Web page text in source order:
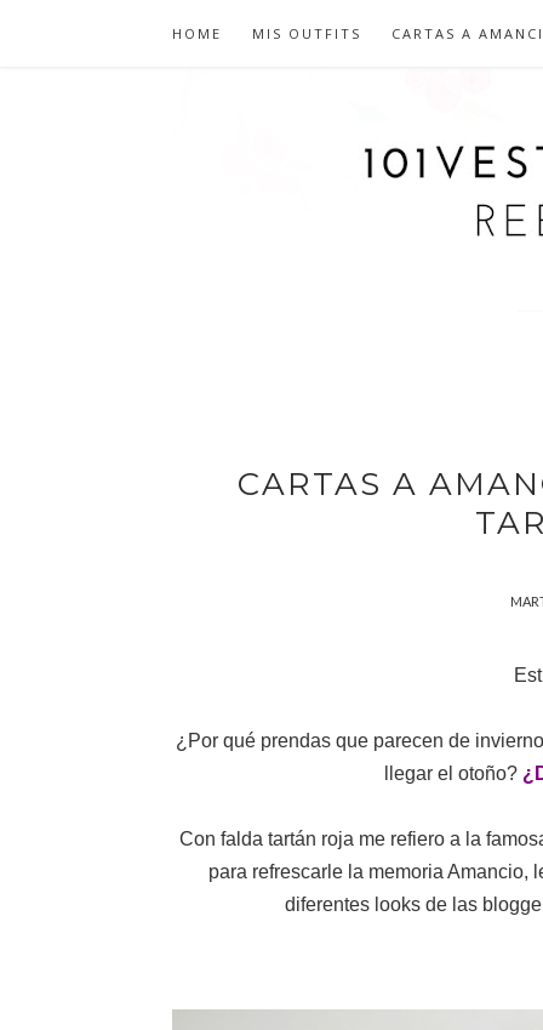
HOME MIS OUTFITS CARTAS A
CARTAS A
¿Por qué prendas que parecen de
llegar el otoño?
Con falda tartán roja me refiero a la
para refrescarle la memoria Amancio,
diferentes looks de las